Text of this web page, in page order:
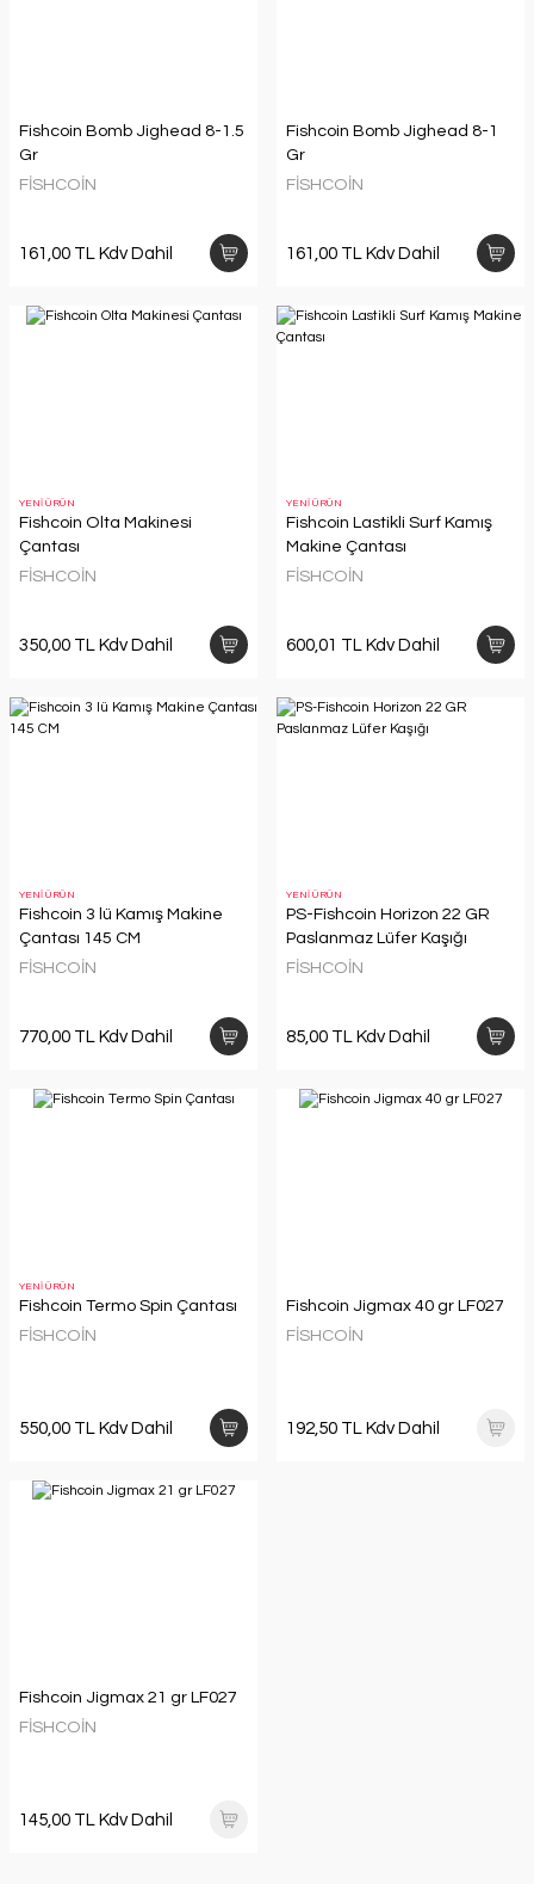
Fishcoin Bomb Jighead 8-1.5
Gr
FİSHCOİN
161,00 TL Kdv Dahil
Fishcoin Bomb Jighead 8-1
Gr
FİSHCOİN
161,00 TL Kdv Dahil
YENİ ÜRÜN
Fishcoin Olta Makinesi
Çantası
FİSHCOİN
350,00 TL Kdv Dahil
YENİ ÜRÜN
Fishcoin Lastikli Surf Kamış
Makine Çantası
FİSHCOİN
600,01 TL Kdv Dahil
YENİ ÜRÜN
Fishcoin 3 lü Kamış Makine
Çantası 145 CM
FİSHCOİN
770,00 TL Kdv Dahil
YENİ ÜRÜN
PS-Fishcoin Horizon 22 GR
Paslanmaz Lüfer Kaşığı
FİSHCOİN
85,00 TL Kdv Dahil
YENİ ÜRÜN
Fishcoin Termo Spin Çantası
FİSHCOİN
550,00 TL Kdv Dahil
Fishcoin Jigmax 40 gr LF027
FİSHCOİN
192,50 TL Kdv Dahil
Fishcoin Jigmax 21 gr LF027
FİSHCOİN
145,00 TL Kdv Dahil